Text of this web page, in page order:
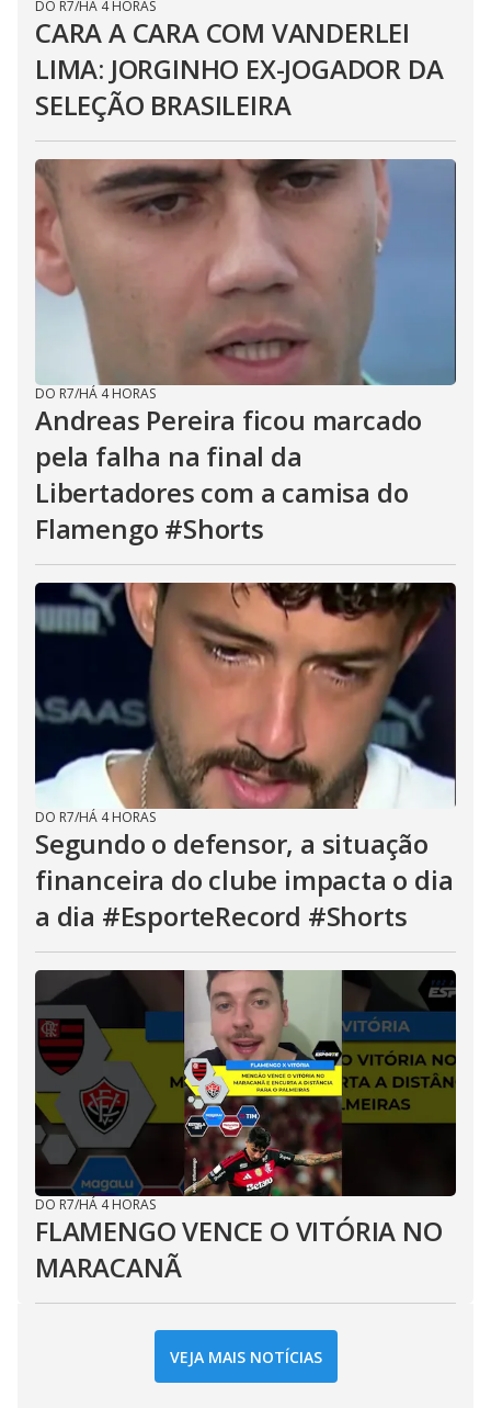
DO R7/HÁ 4 HORAS
CARA A CARA COM VANDERLEI
LIMA: JORGINHO EX-JOGADOR DA
SELEÇÃO BRASILEIRA
DO R7/HÁ 4 HORAS
Andreas Pereira ficou marcado
pela falha na final da
Libertadores com a camisa do
Flamengo #Shorts
DO R7/HÁ 4 HORAS
Segundo o defensor, a situação
financeira do clube impacta o dia
a dia #EsporteRecord #Shorts
DO R7/HÁ 4 HORAS
FLAMENGO VENCE O VITÓRIA NO
MARACANÃ
VEJA MAIS NOTÍCIAS